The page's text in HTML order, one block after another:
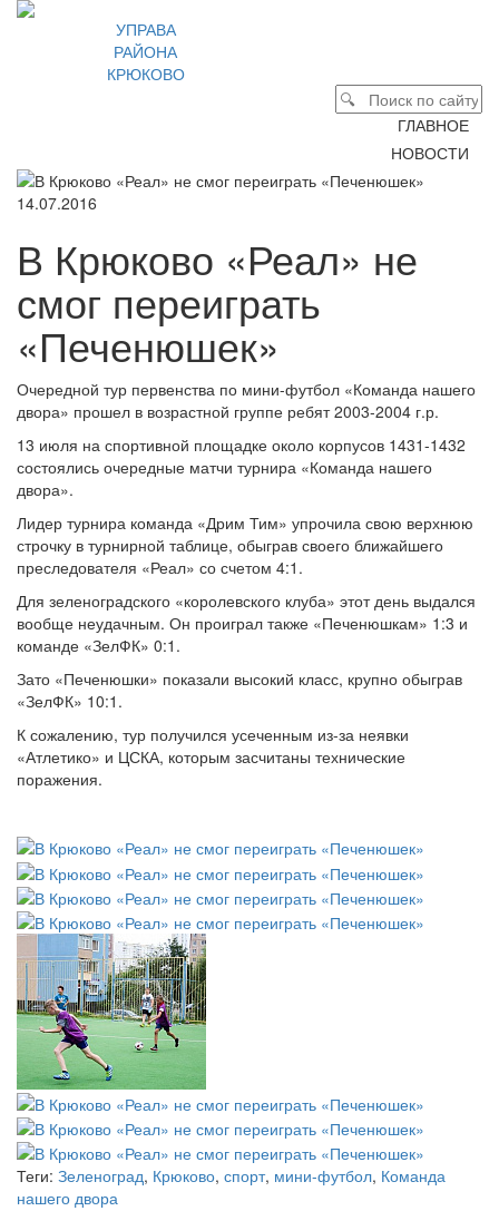
УПРАВА
РАЙОНА
КРЮКОВО
ГЛАВНОЕ
НОВОСТИ
14.07.2016
В Крюково «Реал» не
смог переиграть
«Печенюшек»
Очередной тур первенства по мини-футбол «Команда нашего
двора» прошел в возрастной группе ребят 2003-2004 г.р.
13 июля на спортивной площадке около корпусов 1431-1432
состоялись очередные матчи турнира «Команда нашего
двора».
Лидер турнира команда «Дрим Тим» упрочила свою верхнюю
строчку в турнирной таблице, обыграв своего ближайшего
преследователя «Реал» со счетом 4:1.
Для зеленоградского «королевского клуба» этот день выдался
вообще неудачным. Он проиграл также «Печенюшкам» 1:3 и
команде «ЗелФК» 0:1.
Зато «Печенюшки» показали высокий класс, крупно обыграв
«ЗелФК» 10:1.
К сожалению, тур получился усеченным из-за неявки
«Атлетико» и ЦСКА, которым засчитаны технические
поражения.
Теги: Зеленоград, Крюково, спорт, мини-футбол, Команда
нашего двора